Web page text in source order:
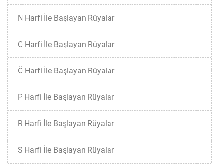
N Harfi İle Başlayan Rüyalar
O Harfi İle Başlayan Rüyalar
Ö Harfi İle Başlayan Rüyalar
P Harfi İle Başlayan Rüyalar
R Harfi İle Başlayan Rüyalar
S Harfi İle Başlayan Rüyalar